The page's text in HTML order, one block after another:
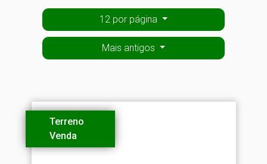
12 por página
Mais antigos
Terreno
Venda